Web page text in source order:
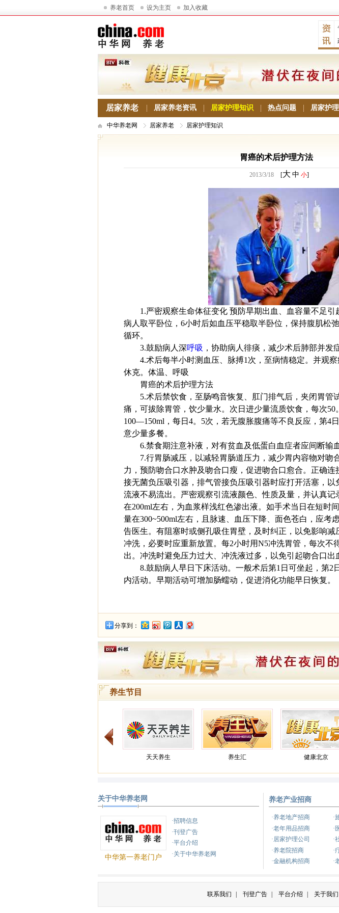
养老首页 设为主页 加入收藏
居家养老 居家养老资讯 居家护理知识 热点问题 居家护
中华养老网 居家养老 居家护理知识
胃癌的术后护理方法
2013/3/18 [大 中 小]
1.严密观察生命体征变化 预防旱期出血、血容量不足引
病人取平卧位，6小时后如血压平稳取半卧位，保持腹肌松
循环。
3.鼓励病人深呼吸 ，协助病人徘痰，减少术后肺部并发
4.术后每半小时测血压、脉搏1次，至病情稳定。并观
休克。体温、呼吸
胃癌的术后护理方法
5.术后禁饮食，至肠鸣音恢复、肛门排气后，夹闭胃管
痛，可拔除胃管，饮少量水。次日进少量流质饮食，每次50
100—150ml，每日4。5次，若无腹胀腹痛等不良反应，第4
意少量多餐。
6.禁食期注意补液，对有贫血及低蛋白血症者应间断输血
7.行胃肠减压，以减轻胃肠道压力，减少胃内容物对吻
力，预防吻合口水肿及吻合口瘦，促进吻合口愈合。正确连
接无菌负压吸引器，排气管接负压吸引器时应打开活塞，以
流液不易流出。严密观察引流液颜色、性质及量，并认真记
在200ml左右，为血浆样浅红色渗出液。如手术当日在短时
量在300~500ml左右，且脉速、血压下降、面色苍白，应考
告医生。有阻塞时或侧孔吸住胃壁，及时纠正，以免影响减
冲洗，必要时应重新放置。每2小时用N5冲洗胃管，每次不
出。冲洗时避免压力过大、冲洗液过多，以免引起吻合口出
8.鼓励病人早日下床活动。一般术后第1日可坐起，第2
内活动。早期活动可增加肠蠕动，促进消化功能早日恢复。
分享到：
养生节目
天天养生 养生汇 健康北京
健康来了
关于中华养老网
中华第一养老门户
·招聘信息
·刊登广告
·平台介绍
·关于中华养老网
养老产业招商
·养老地产招商 ·
·老年用品招商
·
·居家护理公司
·
·养老院招商
·
·金融机构招商
·
联系我们 刊登广告 平台介绍 关于我们